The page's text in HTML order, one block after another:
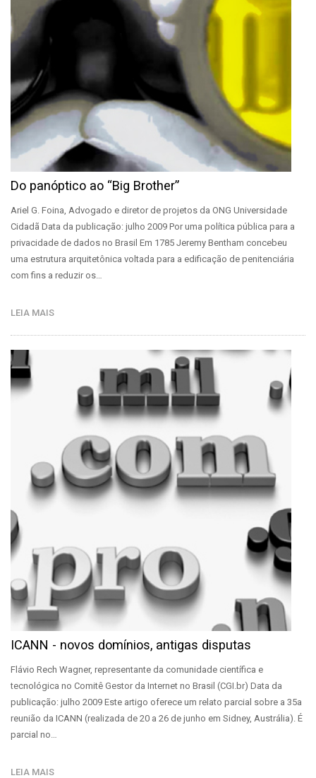
Do panóptico ao “Big Brother”
Ariel G. Foina, Advogado e diretor de projetos da ONG Universidade
Cidadã Data da publicação: julho 2009 Por uma política pública para a
privacidade de dados no Brasil Em 1785 Jeremy Bentham concebeu
uma estrutura arquitetônica voltada para a edificação de penitenciária
com fins a reduzir os…
LEIA MAIS
ICANN - novos domínios, antigas disputas
Flávio Rech Wagner, representante da comunidade científica e
tecnológica no Comitê Gestor da Internet no Brasil (CGI.br) Data da
publicação: julho 2009 Este artigo oferece um relato parcial sobre a 35a
reunião da ICANN (realizada de 20 a 26 de junho em Sidney, Austrália). É
parcial no…
LEIA MAIS